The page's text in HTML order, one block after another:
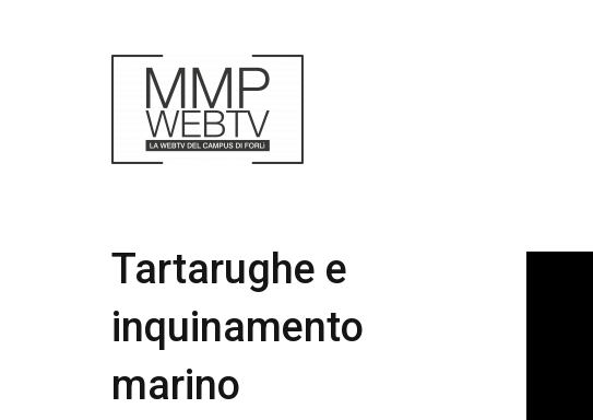
Tartarughe e
inquinamento
marino